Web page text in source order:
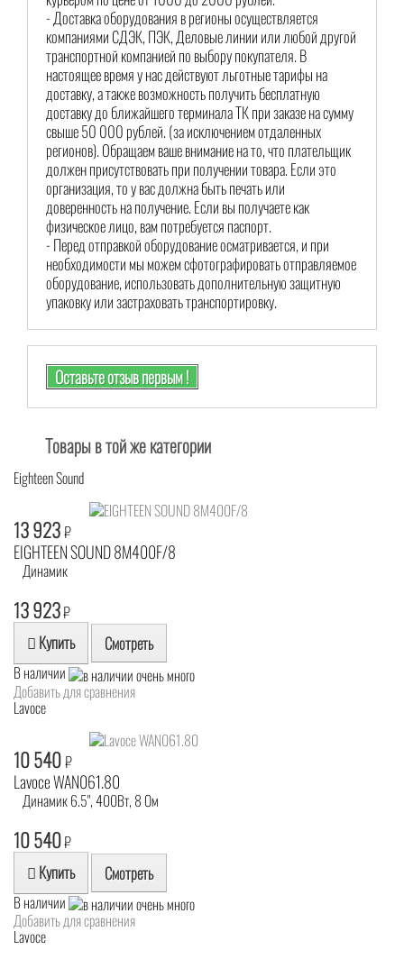
- Доставка оборудования в регионы осуществляется
компаниями СДЭК, ПЭК, Деловые линии или любой другой
транспортной компанией по выбору покупателя. В
настоящее время у нас действуют льготные тарифы на
доставку, а также возможность получить бесплатную
доставку до ближайшего терминала ТК при заказе на сумму
свыше 50 000 рублей. (за исключением отдаленных
регионов). Обращаем ваше внимание на то, что плательщик
должен присутствовать при получении товара. Если это
организация, то у вас должна быть печать или
доверенность на получение. Если вы получаете как
физическое лицо, вам потребуется паспорт.
- Перед отправкой оборудование осматривается, и при
необходимости мы можем сфотографировать отправляемое
оборудование, использовать дополнительную защитную
упаковку или застраховать транспортировку.
Оставьте отзыв первым !
Товары в той же категории
Eighteen Sound
13 923₽
EIGHTEEN SOUND 8M400F/8
Динамик
13 923₽
Купить Смотреть
В наличии
Добавить для сравнения
Lavoce
10 540₽
Lavoce WAN061.80
Динамик 6.5", 400Вт, 8 Ом
10 540₽
Купить Смотреть
В наличии
Добавить для сравнения
Lavoce